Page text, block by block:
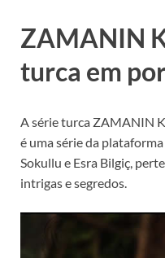
ZAMANIN
turca em
A série turca ZAMANIN
é uma série da
Sokullu e Esra Bilgiç,
intrigas e segredos.